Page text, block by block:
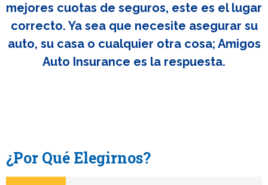
mejores cuotas de seguros, este es el lugar
correcto. Ya sea que necesite asegurar su
auto, su casa o cualquier otra cosa; Amigos
Auto Insurance es la respuesta.
¿Por Qué Elegirnos?